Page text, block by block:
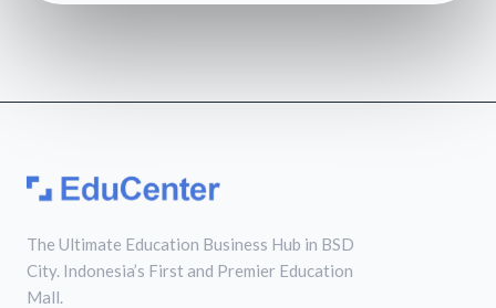
The Ultimate Education Business Hub in BSD
City. Indonesia’s First and Premier Education
Mall.